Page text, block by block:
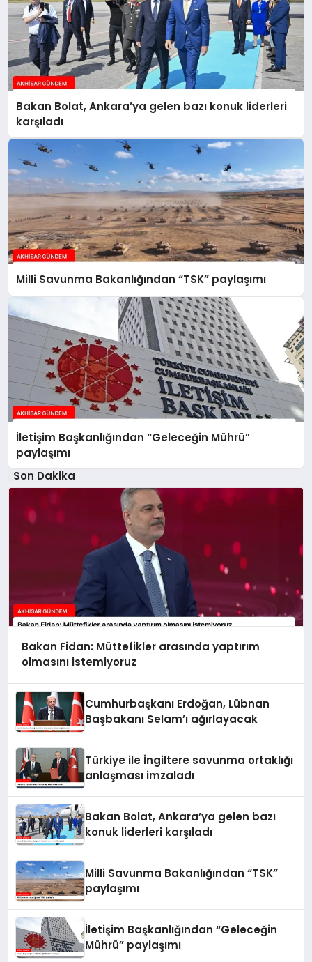
Bakan Bolat, Ankara’ya gelen bazı konuk liderleri
karşıladı
Milli Savunma Bakanlığından “TSK” paylaşımı
İletişim Başkanlığından “Geleceğin Mührü”
paylaşımı
Son Dakika
Bakan Fidan: Müttefikler arasında yaptırım
olmasını istemiyoruz
Cumhurbaşkanı Erdoğan, Lübnan
Başbakanı Selam’ı ağırlayacak
Türkiye ile İngiltere savunma ortaklığı
anlaşması imzaladı
Bakan Bolat, Ankara’ya gelen bazı
konuk liderleri karşıladı
Milli Savunma Bakanlığından “TSK”
paylaşımı
İletişim Başkanlığından “Geleceğin
Mührü” paylaşımı